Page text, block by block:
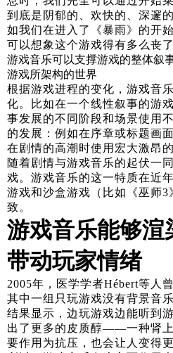
到底是阴郁的、欢快的、深邃
如我们在进入了《暴雨》的开
可以想象这个游戏得有多么丧了
游戏音乐可以支撑游戏的整体叙
游戏所架构的世界
根据游戏进程的变化，游戏音
化。比如在一个线性叙事的游
事发展的不同阶段和场景使用
的发展：例如在序章或标题画
在剧情的高潮时使用宏大激昂
随着剧情与游戏音乐的起伏一
戏。游戏音乐的这一特质在近
游戏和沙盒游戏（比如《巫师3
致。
游戏音乐能够渲
带动玩家情绪
2005年，医学学者Hébert等人
其中一组只玩游戏没有背景音
结果显示，边玩游戏边能听到
出了更多的皮质醇——一种肾
要作用为抗压，也会让人变得更